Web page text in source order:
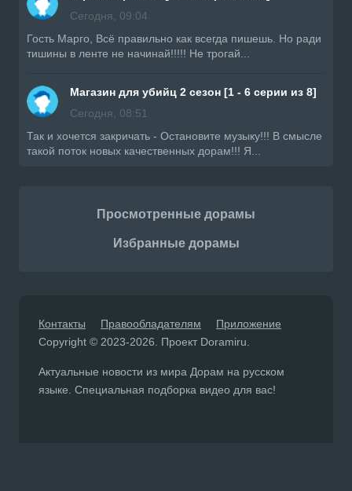
Сегодня, 09:04
Гость Марго, Всё правильно как всегда пишешь. Но ради
тишины в ленте не начинай!!!!! Не трогай...
Магазин для убийц 2 сезон [1 - 6 серии из 8]
Сегодня, 08:51
Так и хочется закричать - Остановите музыку!!! В смысле
такой поток новых качественных дорам!!! Я...
Просмотренные дорамы
Избранные дорамы
Контакты Правообладателям
Приложение
Copyright © 2023-2026. Проект Doramiru.
Актуальные новости из мира Дорам на русском
языке. Специальная подборка видео для вас!